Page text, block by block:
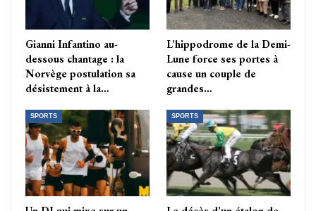
Gianni Infantino au-
dessous chantage : la
Norvège postulation sa
désistement à la…
L’hippodrome de la Demi-
Lune force ses portes à
cause un couple de
grandes…
SPORTS SPORTS